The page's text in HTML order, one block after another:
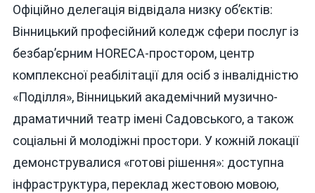
Офіційно делегація відвідала низку об’єктів:
Вінницький професійний коледж сфери послуг із
безбар’єрним HORECA-простором, центр
комплексної реабілітації для осіб з інвалідністю
«Поділля», Вінницький академічний музично-
драматичний театр імені Садовського, а також
соціальні й молодіжні простори. У кожній локації
демонструвалися «готові рішення»: доступна
інфраструктура, переклад жестовою мовою,